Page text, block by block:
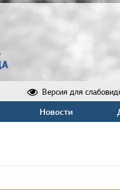
Версия для
Новости